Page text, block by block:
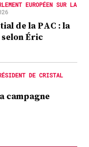
EUROPÉEN SUR LA
de la PAC : la
Éric
DE CRISTAL
campagne